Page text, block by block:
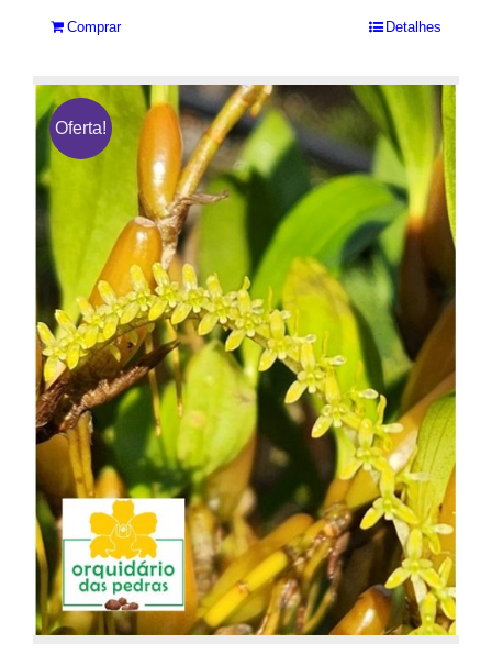
Comprar Detalhes
Oferta!